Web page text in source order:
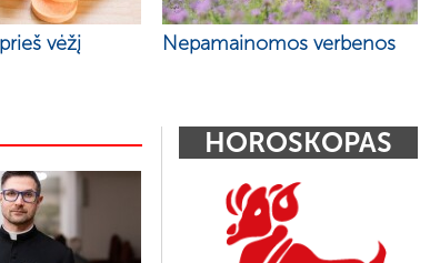
vėžį Nepamainomos verbenos
HOROSKOPAS